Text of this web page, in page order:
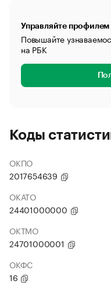
Управляйте профилем
Повышайте
на РБК
Коды
ОКПО
2017654639
ОКАТО
24401000000
ОКТМО
24701000001
ОКФС
16